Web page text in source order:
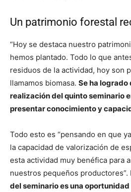
Un patrimonio forestal
“Hoy se destaca nuestro
hemos plantado. Todo lo que
residuos de la actividad, hoy son
llamamos biomasa. Se ha logrado
realización del quinto seminario
presentar conocimiento y
Todo esto es “pensando en que
la capacidad de valorización de
esta actividad muy benéfica para
nuestros pequeños productores”.
del seminario es una